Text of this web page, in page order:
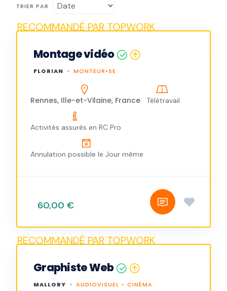
TRIER PAR
Montage vidéo
FLORIAN MONTEUR•SE
Rennes, Ille-et-Vilaine, France Télétravail
Activités assurés en RC Pro
Annulation possible le Jour même
60,00 €
Graphiste Web
MALLORY AUDIOVISUEL - CINÉMA